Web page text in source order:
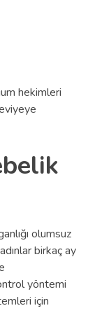
hekimleri
olumsuz
birkaç ay
yöntemi
için